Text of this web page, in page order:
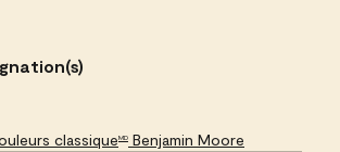
classiqueMD Benjamin Moore